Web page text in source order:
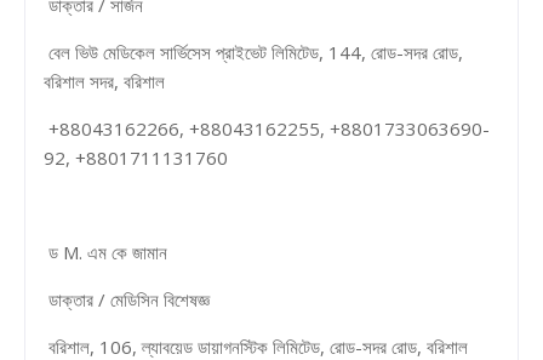
বেল ভিউ মেডিকেল সার্ভিসেস প্রাইভেট লিমিটেড, 144, রোড-সদর রোড,
বরিশাল সদর, বরিশাল
+88043162266, +88043162255, +8801733063690-
92, +8801711131760
ড M. এম কে জামান
ডাক্তার / মেডিসিন বিশেষজ্ঞ
বরিশাল, 106, ল্যাবয়েড ডায়াগনস্টিক লিমিটেড, রোড-সদর রোড, বরিশাল